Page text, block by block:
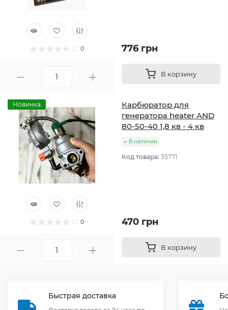
0 776 грн
В корзину
Новинка
0
Карбюратор для
генератора heater AND
80-50-40 1,8 кв - 4 кв
В наличии
Код товара: 35771
470 грн
В корзину
Быстрая доставка